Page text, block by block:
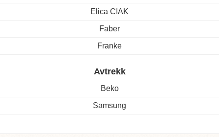
Elica CIAK
Faber
Franke
Avtrekk
Beko
Samsung